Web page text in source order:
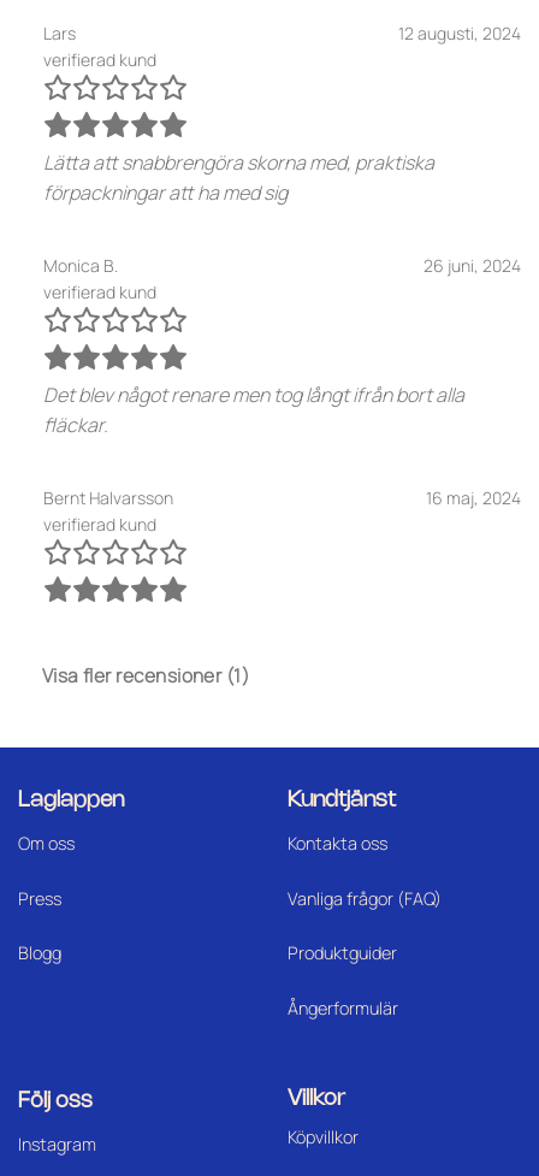
Lars
verifierad kund
12 augusti, 2024
Lätta att snabbrengöra skorna med, praktiska
förpackningar att ha med sig
Monica B.
verifierad kund
26 juni, 2024
Det blev något renare men tog långt ifrån bort alla
fläckar.
Bernt Halvarsson
verifierad kund
16 maj, 2024
Visa fler recensioner (1)
Laglappen
Om oss
Press
Blogg
Kundtjänst
Kontakta oss
Vanliga frågor (FAQ)
Produktguider
Ångerformulär
Följ oss
Instagram
Villkor
Köpvillkor